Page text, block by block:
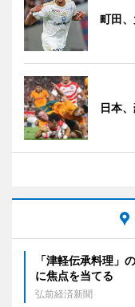
町田
日本
「津軽伝承料理
に焦点を当てる
弘前経済新聞